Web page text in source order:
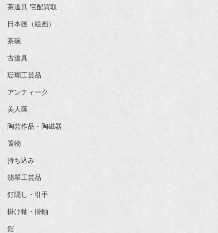
茶道具 宅配買取
日本画（絵画）
茶碗
古道具
珊瑚工芸品
アンティーク
美人画
陶芸作品・陶磁器
置物
持ち込み
翡翠工芸品
釘隠し・引手
掛け軸・掛軸
鎧